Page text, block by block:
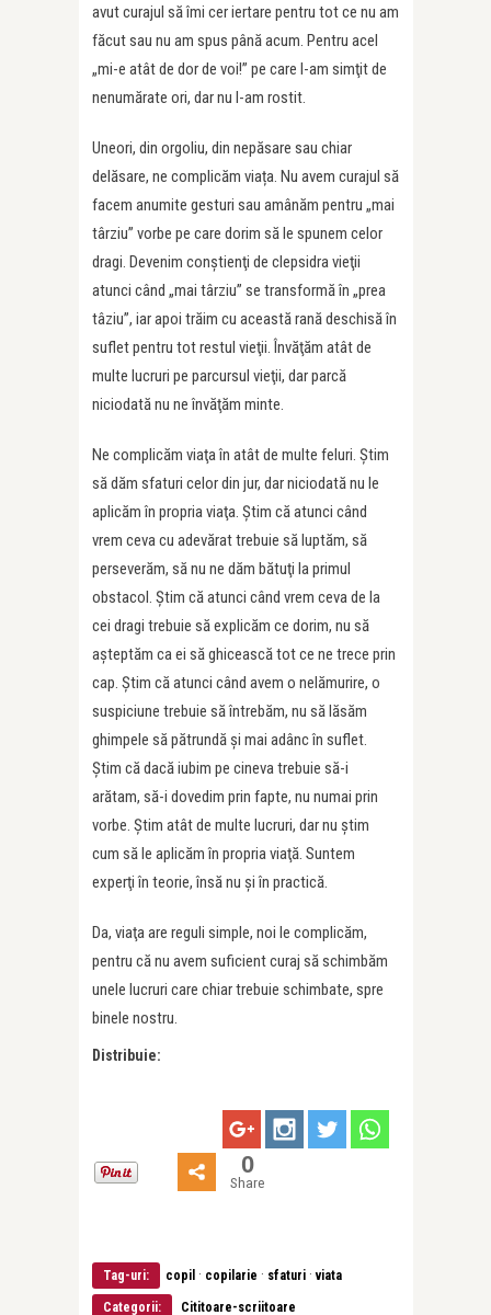
avut curajul să îmi cer iertare pentru tot ce nu am
făcut sau nu am spus până acum. Pentru acel
„mi-e atât de dor de voi!” pe care l-am simţit de
nenumărate ori, dar nu l-am rostit.
Uneori, din orgoliu, din nepăsare sau chiar
delăsare, ne complicăm viața. Nu avem curajul să
facem anumite gesturi sau amânăm pentru „mai
târziu” vorbe pe care dorim să le spunem celor
dragi. Devenim conştienţi de clepsidra vieţii
atunci când „mai târziu” se transformă în „prea
tâziu”, iar apoi trăim cu această rană deschisă în
suflet pentru tot restul vieţii. Învăţăm atât de
multe lucruri pe parcursul vieţii, dar parcă
niciodată nu ne învăţăm minte.
Ne complicăm viaţa în atât de multe feluri. Ştim
să dăm sfaturi celor din jur, dar niciodată nu le
aplicăm în propria viaţa. Ştim că atunci când
vrem ceva cu adevărat trebuie să luptăm, să
perseverăm, să nu ne dăm bătuţi la primul
obstacol. Ştim că atunci când vrem ceva de la
cei dragi trebuie să explicăm ce dorim, nu să
aşteptăm ca ei să ghicească tot ce ne trece prin
cap. Ştim că atunci când avem o nelămurire, o
suspiciune trebuie să întrebăm, nu să lăsăm
ghimpele să pătrundă şi mai adânc în suflet.
Ştim că dacă iubim pe cineva trebuie să-i
arătam, să-i dovedim prin fapte, nu numai prin
vorbe. Ştim atât de multe lucruri, dar nu ştim
cum să le aplicăm în propria viaţă. Suntem
experţi în teorie, însă nu şi în practică.
Da, viaţa are reguli simple, noi le complicăm,
pentru că nu avem suficient curaj să schimbăm
unele lucruri care chiar trebuie schimbate, spre
binele nostru.
Distribuie:
0
Share
Tag-uri: copil · copilarie · sfaturi ·viata
Categorii: Cititoare-scriitoare